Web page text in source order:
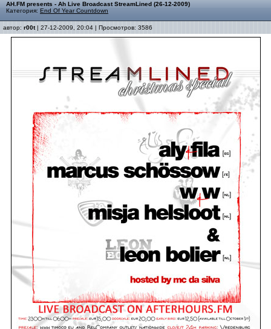
AH.FM presents - Ah Live Broadcast StreamLined (26-12-2009)
Категория: End Of Year Countdown
автор: r00t| 27-12-2009, 20:04 | Просмотров: 3586